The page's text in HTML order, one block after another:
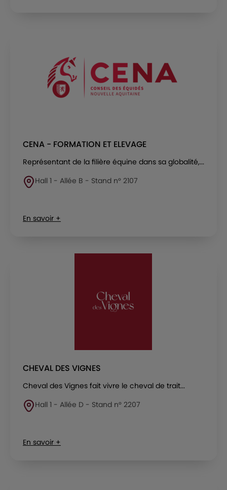
CENA - FORMATION ET ELEVAGE
Représentant de la filière équine dans sa globalité,...
Hall 1 - Allée B - Stand n° 2107
En savoir +
CHEVAL DES VIGNES
Cheval des Vignes fait vivre le cheval de trait...
Hall 1 - Allée D - Stand n° 2207
En savoir +